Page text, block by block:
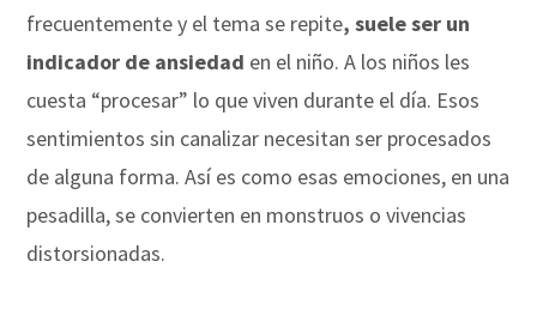
frecuentemente y el tema se repite, suele ser un
indicador de ansiedad en el niño. A los niños les
cuesta “procesar” lo que viven durante el día. Esos
sentimientos sin canalizar necesitan ser procesados
de alguna forma. Así es como esas emociones, en una
pesadilla, se convierten en monstruos o vivencias
distorsionadas.